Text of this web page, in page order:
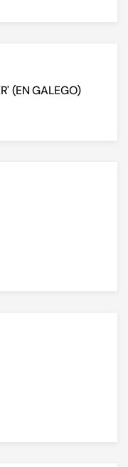
(EN GALEGO)